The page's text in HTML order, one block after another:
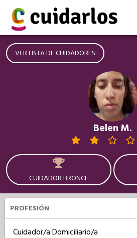
VER LISTA DE CUIDADORES
Belen M.
CUIDADOR BRONCE
PROFESIÓN
Cuidador/a Domiciliario/a